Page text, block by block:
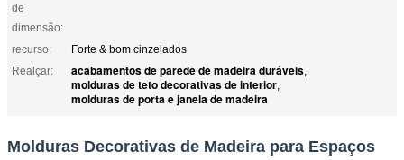
de
dimensão:
recurso:
Forte & bom cinzelados
Realçar:
acabamentos de parede de madeira duráveis,
molduras de teto decorativas de interior,
molduras de porta e janela de madeira
Molduras Decorativas de Madeira para Espaços